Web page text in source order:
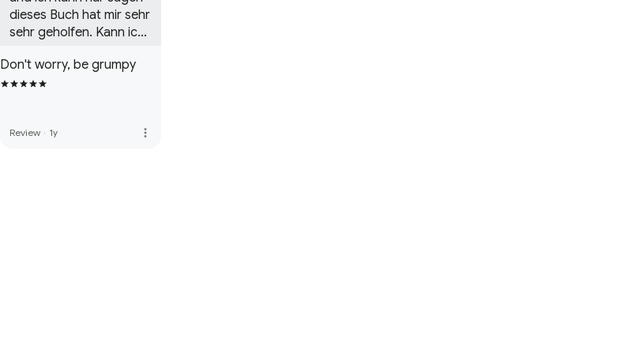
dieses Buch hat mir sehr
sehr geholfen. Kann ich
eins der besten
motivierenden Bücher
Don't worry, be grumpy
Review · 1y more_vert